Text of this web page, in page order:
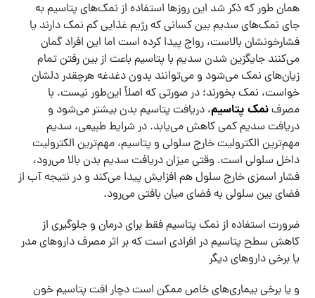
همان طور که ذکر شد این روزها استفاده از نمک‌های پتاسیم به
جای نمک‌های سدیم بین کسانی که رژیم غذایی کم نمک دارند یا
فشارخونشان بالاست، رواج پیدا کرده است اما این افراد گمان
می‌کنند جایگزین شدن سدیم با پتاسیم باعث از بین رفتن تمام
زیان‌های نمک می‌شود و می‌توانند بدون دغدغه هرچقدر دلشان
خواست، نمک بخورند؛ در صورتی که اصلاً این‌طور نیست. با
مصرفنمک پتاسیم، دریافت پتاسیم بدن بیشتر می‌شود و
دریافت سدیم کمی کاهش می‌یابد. در شرایط طبیعی، سدیم
مهم‌ترین الکترولیت خارج سلولی و پتاسیم، مهم‌ترین الکترولیت
داخل سلولی است. وقتی میزان دریافت سدیم بدن بالا می‌رود،
فشار اسمزی خارج سلول هم افزایش پیدا می‌کند و در نتیجه آب از
فضای بین سلولی به فضای میان بافتی می‌رود.
ضرورت استفاده از نمک پتاسیم فقط برای درمان و جلوگیری از
کاهش سطح پتاسیم در افرادی است که بر اثر مصرف داروهای مدر
یا برخی داروهای دیگر
و یا برخی بیماری‌های خاص ممکن است دچار افت پتاسیم خون